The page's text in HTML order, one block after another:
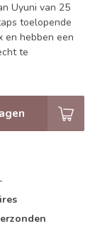
Uyuni van 25
toelopende
en hebben een
te